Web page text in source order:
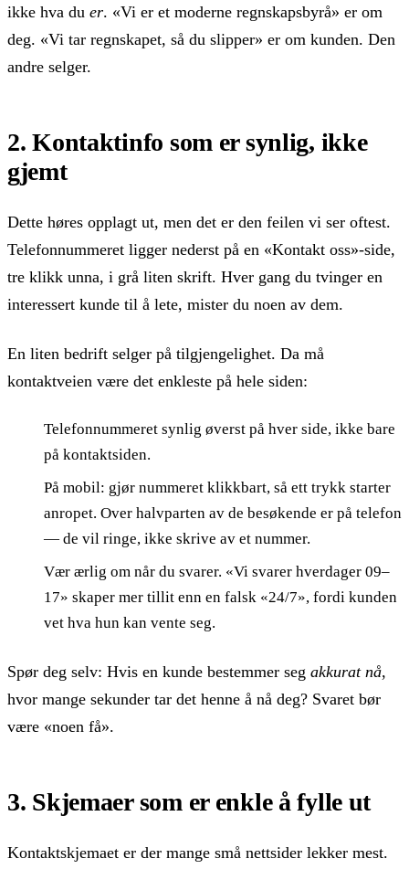
ikke hva du er. «Vi er et moderne regnskapsbyrå» er om
deg. «Vi tar regnskapet, så du slipper» er om kunden. Den
andre selger.
2. Kontaktinfo som er synlig, ikke
gjemt
Dette høres opplagt ut, men det er den feilen vi ser oftest.
Telefonnummeret ligger nederst på en «Kontakt oss»-side,
tre klikk unna, i grå liten skrift. Hver gang du tvinger en
interessert kunde til å lete, mister du noen av dem.
En liten bedrift selger på tilgjengelighet. Da må
kontaktveien være det enkleste på hele siden:
Telefonnummeret synlig øverst på hver side, ikke bare
på kontaktsiden.
På mobil: gjør nummeret klikkbart, så ett trykk starter
anropet. Over halvparten av de besøkende er på telefon
— de vil ringe, ikke skrive av et nummer.
Vær ærlig om når du svarer. «Vi svarer hverdager 09–
17» skaper mer tillit enn en falsk «24/7», fordi kunden
vet hva hun kan vente seg.
Spør deg selv: Hvis en kunde bestemmer seg akkurat nå,
hvor mange sekunder tar det henne å nå deg? Svaret bør
være «noen få».
3. Skjemaer som er enkle å fylle ut
Kontaktskjemaet er der mange små nettsider lekker mest.